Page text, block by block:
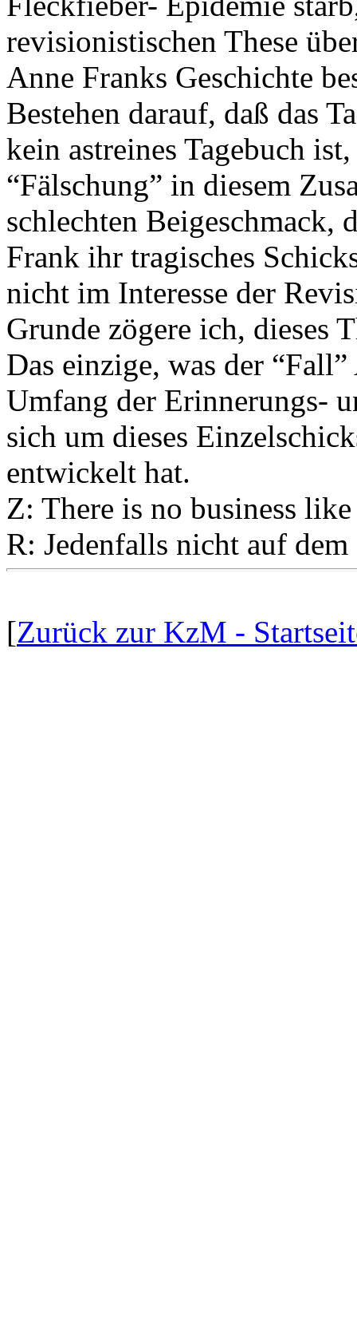
revisionistischen These
Anne Franks Geschichte
Bestehen darauf, daß das
kein astreines Tagebuch
“Fälschung” in diesem
schlechten
Frank ihr tragisches
nicht im Interesse der
Grunde zögere ich, dieses
Das einzige, was der
Umfang der Erinnerungs-
sich um dieses
entwickelt hat.
Z: There is no business
R: Jedenfalls nicht auf
[Zurück zur KzM -